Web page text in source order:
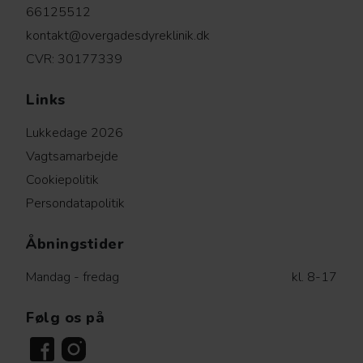
66125512
kontakt@overgadesdyreklinik.dk
CVR: 30177339
Links
Lukkedage 2026
Vagtsamarbejde
Cookiepolitik
Persondatapolitik
Åbningstider
Mandag - fredag kl. 8-17
Følg os på